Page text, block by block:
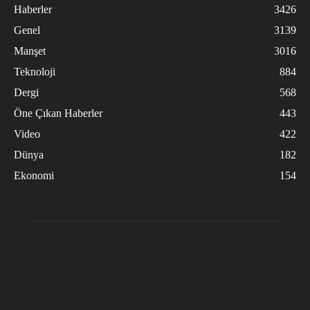
Haberler
3426
Genel
3139
Manşet
3016
Teknoloji
884
Dergi
568
Öne Çıkan Haberler
443
Video
422
Dünya
182
Ekonomi
154